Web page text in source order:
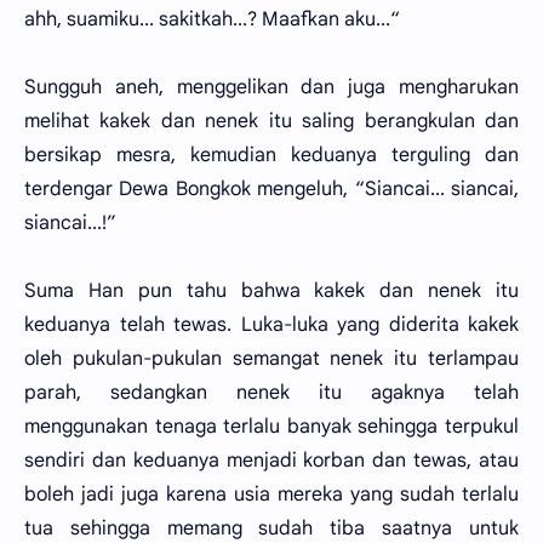
ahh, suamiku... sakitkah...? Maafkan aku...“
Sungguh aneh, menggelikan dan juga mengharukan
melihat kakek dan nenek itu saling berangkulan dan
bersikap mesra, kemudian keduanya terguling dan
terdengar Dewa Bongkok mengeluh, “Siancai... siancai,
siancai...!”
Suma Han pun tahu bahwa kakek dan nenek itu
keduanya telah tewas. Luka-luka yang diderita kakek
oleh pukulan-pukulan semangat nenek itu terlampau
parah, sedangkan nenek itu agaknya telah
menggunakan tenaga terlalu banyak sehingga terpukul
sendiri dan keduanya menjadi korban dan tewas, atau
boleh jadi juga karena usia mereka yang sudah terlalu
tua sehingga memang sudah tiba saatnya untuk